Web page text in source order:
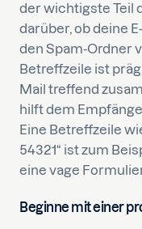
der wichtigste Teil
darüber, ob deine
den Spam-Ordner
Betreffzeile ist
Mail treffend
hilft dem
Eine Betreffzeile
54321“ ist zum
eine vage
Beginne mit einer